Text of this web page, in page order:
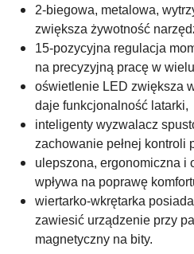
2-biegowa, metalowa,
zwiększa żywotność
15-pozycyjna regulacja
na precyzyjną pracę w
oświetlenie LED zwiększa
daje funkcjonalność latarki,
inteligenty wyzwalacz
zachowanie pełnej kontroli
ulepszona, ergonomiczna i
wpływa na poprawę
wiertarko-wkrętarka
zawiesić urządzenie przy
magnetyczny na bity.